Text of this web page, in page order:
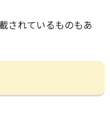
されているものもあ